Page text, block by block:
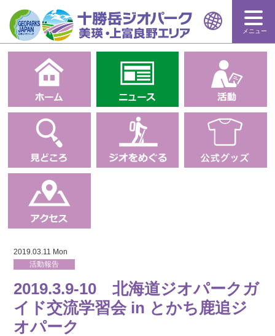
メニュー
2019.03.11 Mon
活動報告
2019.3.9-10 北海道ジオパークガ
イド交流学習会 in とかち鹿追ジ
オパーク